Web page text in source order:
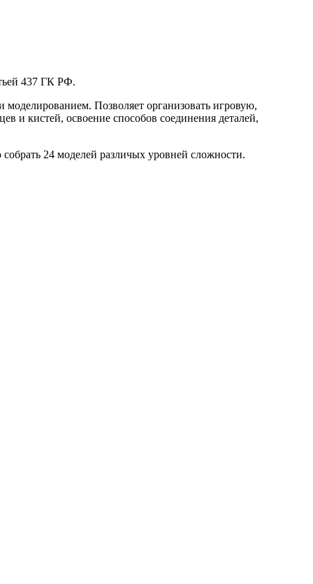
437 ГК РФ.
Позволяет организовать игровую,
и кистей, освоение способов соединения деталей,
24 моделей различых уровней сложности.